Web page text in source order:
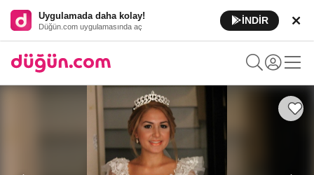
Uygulamada daha kolay!
Düğün.com uygulamasında aç
İNDİR